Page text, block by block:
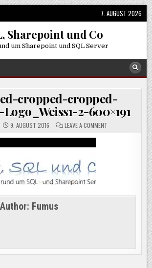
7. AUGUST 2026
Sharepoint und Co
um Sharepoint und SQL Server
cropped-cropped-
2-600×191
9. AUGUST 2016 LEAVE A COMMENT
Author: Fumus